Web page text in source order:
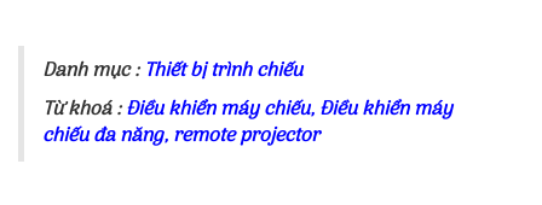
Danh mục : Thiết bị trình chiếu
Từ khoá :Điều khiển máy chiếu,Điều khiển máy
chiếu đa năng,remote projector